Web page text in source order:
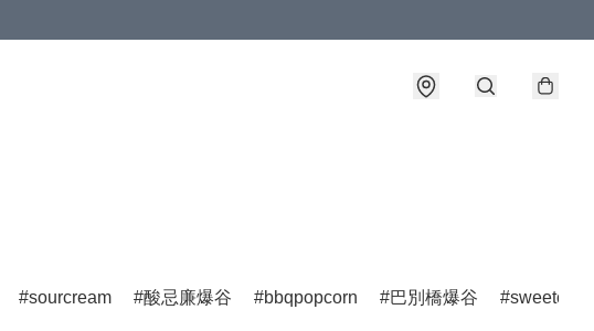
sourcream 酸忌廉爆谷 bbqpopcorn 巴別橋爆谷